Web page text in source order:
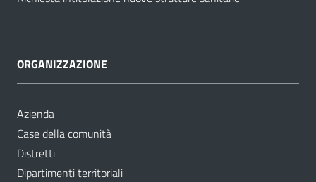
ORGANIZZAZIONE
Azienda
Case della comunità
Distretti
Dipartimenti territoriali